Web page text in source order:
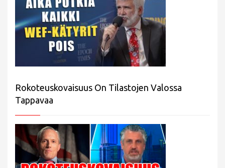
Rokoteuskovaisuus On Tilastojen Valossa
Tappavaa